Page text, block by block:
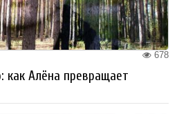
678
как Алёна превращает